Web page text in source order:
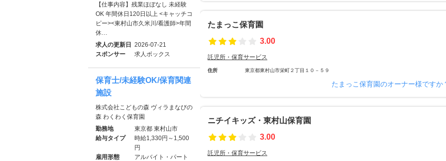
たまっこ保育園
3.00
託児所・保育サービス
住所 東京都東村山市栄町２丁目１０－５９
たまっこ保育園のオーナー様ですか
ニチイキッズ・東村山保育園
3.00
託児所・保育サービス
【仕事内容】残業ほぼなし 未経験
OK 年間休日120日以上 <キャッチコ
ピー><東村山市久米川/看護師>年間
休…
求人の更新日 2026-07-21
スポンサー
求人ボックス
保育士/未経験OK/保育関連
施設
株式会社こどもの森 ヴィラまなびの
森 わくわく保育園
勤務地
東京都 東村山市
給与タイプ
時給1,330円～1,500
円
雇用形態
アルバイト・パート